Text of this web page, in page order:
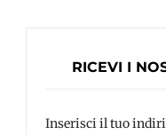
RICEVI I
Inserisci il tuo